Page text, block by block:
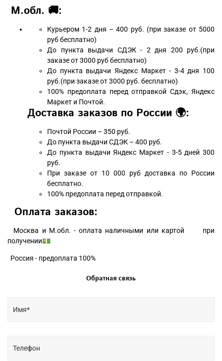
М.обл. 🚚:
Курьером 1-2 дня – 400 руб. (при заказе от 5000
руб бесплатно)
До пункта выдачи СДЭК - 2 дня 200 руб.(при
заказе от 3000 руб бесплатно)
До пункта выдачи Яндекс Маркет - 3-4 дня 100
руб.(при заказе от 3000 руб. бесплатно)
100% предоплата перед отправкой Сдэк, Яндекс
Маркет и Почтой.
Доставка заказов по России 🌍:
Почтой России – 350 руб.
До пункта выдачи СДЭК – 400 руб.
До пункта выдачи Яндекс Маркет - 3-5 дней 300
руб.
При заказе от 10 000 руб доставка по России
бесплатно.
100% предоплата перед отправкой.
Оплата заказов:
Москва и М.обл. - оплата наличными или картой при
получении💵
Россия - предоплата 100%
Обратная связь